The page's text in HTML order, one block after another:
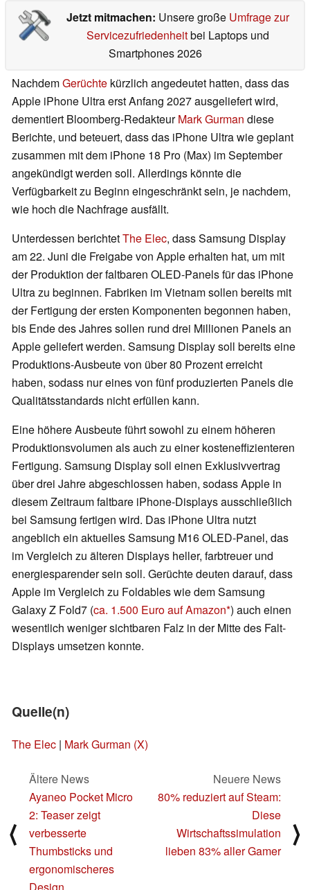
Jetzt mitmachen: Unsere große Umfrage zur
Servicezufriedenheitbei Laptops und
Smartphones 2026
NachdemGerüchte kürzlich angedeutet hatten, dass das
Apple iPhone Ultra erst Anfang 2027 ausgeliefert wird,
dementiert Bloomberg-RedakteurMark Gurman diese
Berichte, und beteuert, dass das iPhone Ultra wie geplant
zusammen mit dem iPhone 18 Pro (Max) im September
angekündigt werden soll. Allerdings könnte die
Verfügbarkeit zu Beginn eingeschränkt sein, je nachdem,
wie hoch die Nachfrage ausfällt.
Unterdessen berichtetThe Elec, dass Samsung Display
am 22. Juni die Freigabe von Apple erhalten hat, um mit
der Produktion der faltbaren OLED-Panels für das iPhone
Ultra zu beginnen. Fabriken im Vietnam sollen bereits mit
der Fertigung der ersten Komponenten begonnen haben,
bis Ende des Jahres sollen rund drei Millionen Panels an
Apple geliefert werden. Samsung Display soll bereits eine
Produktions-Ausbeute von über 80 Prozent erreicht
haben, sodass nur eines von fünf produzierten Panels die
Qualitätsstandards nicht erfüllen kann.
Eine höhere Ausbeute führt sowohl zu einem höheren
Produktionsvolumen als auch zu einer kosteneffizienteren
Fertigung. Samsung Display soll einen Exklusivvertrag
über drei Jahre abgeschlossen haben, sodass Apple in
diesem Zeitraum faltbare iPhone-Displays ausschließlich
bei Samsung fertigen wird. Das iPhone Ultra nutzt
angeblich ein aktuelles Samsung M16 OLED-Panel, das
im Vergleich zu älteren Displays heller, farbtreuer und
energiesparender sein soll. Gerüchte deuten darauf, dass
Apple im Vergleich zu Foldables wie dem Samsung
Galaxy Z Fold7 (ca. 1.500 Euro auf Amazon ) auch einen
wesentlich weniger sichtbaren Falz in der Mitte des Falt-
Displays umsetzen konnte.
Quelle(n)
The Elec | Mark Gurman (X)
⟨
Ältere News
Ayaneo Pocket Micro
2: Teaser zeigt
verbesserte
Thumbsticks und
ergonomischeres
Neuere News
80% reduziert auf Steam:
Diese
Wirtschaftssimulation
lieben 83% aller Gamer
⟩